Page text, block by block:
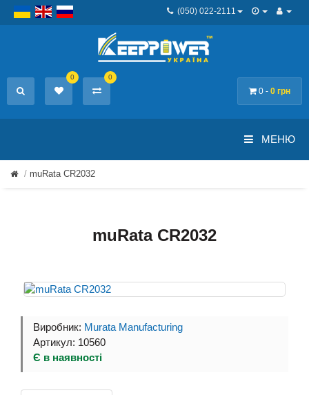
(050) 022-2111
0 - 0 грн
0 0
МЕНЮ
muRata CR2032
muRata CR2032
Виробник: Murata Manufacturing
Артикул: 10560
Є в наявності